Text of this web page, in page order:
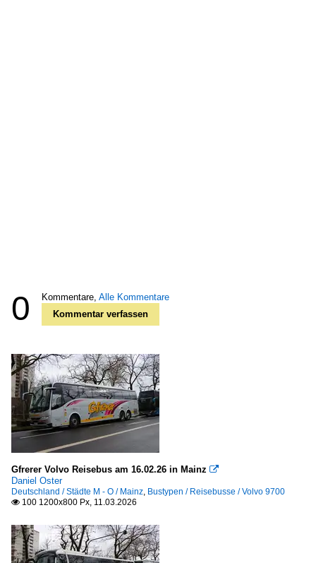
0 Kommentare, Alle Kommentare
Kommentar verfassen
Gfrerer Volvo Reisebus am 16.02.26 in Mainz 
Daniel Oster
Deutschland / Städte M - O / Mainz, Bustypen / Reisebusse / Volvo 9700
 100 1200x800 Px, 11.03.2026